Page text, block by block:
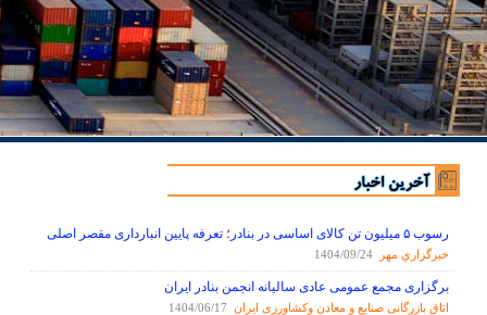
رسوب ۵ میلیون تن کالای اساسی در بنادر؛ تعرفه پایین انبارداری مقصر اصلی
خبرگزاري مهر 1404/09/24
برگزاری مجمع عمومی عادی سالیانه انجمن بنادر ایران
اتاق بازرگانی صنایع و معادن وکشاورزی ایران 1404/06/17